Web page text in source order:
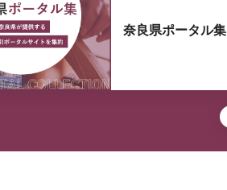
奈良県ポータル集